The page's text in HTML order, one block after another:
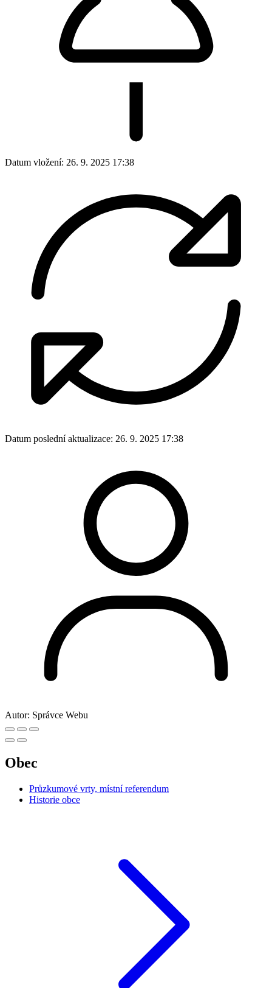
Datum vložení: 26. 9. 2025 17:38
Datum poslední aktualizace: 26. 9. 2025 17:38
Autor: Správce Webu
Obec
Průzkumové vrty, místní referendum
Historie obce